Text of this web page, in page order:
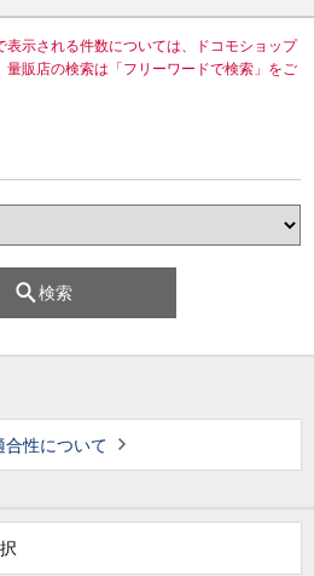
表示される件数については、ドコモショップ
量販店の検索は「フリーワードで検索」をご
検索
合性について